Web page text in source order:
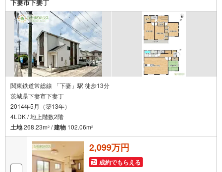
歩33分） 下館南中学校（自転車17
下妻市下妻丁
関東鉄道常総線 「下妻」駅 徒歩13分
茨城県下妻市下妻丁
2014年5月（築13年）
4LDK / 地上階数2階
土地268.23m2 /建物 102.06m2
2,099万円
成約でもらえる